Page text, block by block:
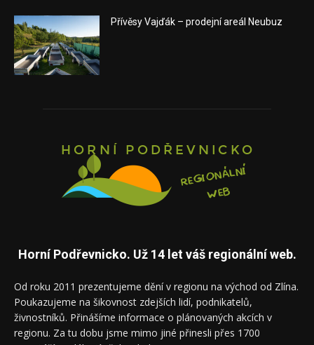
Přívěsy Vajďák – prodejní areál Neubuz
Horní Podřevnicko. Už 14 let váš regionální web.
Od roku 2011 prezentujeme dění v regionu na východ od Zlína.
Poukazujeme na šikovnost zdejších lidí, podnikatelů,
živnostníků. Přinášíme informace o plánovaných akcích v
regionu. Za tu dobu jsme mimo jiné přinesli přes 1700